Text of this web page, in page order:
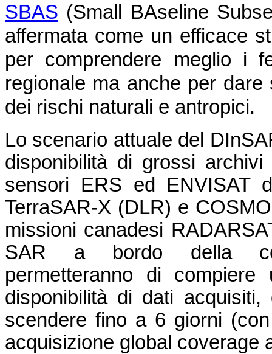
SBAS (Small BAseline
affermata come un efficace
per comprendere meglio i
regionale ma anche per
dei rischi naturali e antropici.
Lo scenario attuale del
disponibilità di grossi
sensori ERS ed ENVISAT
TerraSAR-X (DLR) e
missioni canadesi
SAR a bordo della
permetteranno di
disponibilità di dati
scendere fino a 6 giorni
acquisizione global coverage